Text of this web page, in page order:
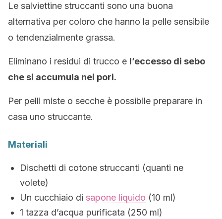
Le salviettine struccanti sono una buona
alternativa per coloro che hanno la pelle sensibile
o tendenzialmente grassa.
Eliminano i residui di trucco e l’eccesso di sebo
che si accumula nei pori.
Per pelli miste o secche è possibile preparare in
casa uno struccante.
Materiali
Dischetti di cotone struccanti (quanti ne
volete)
Un cucchiaio di sapone liquido (10 ml)
1 tazza d’acqua purificata (250 ml)